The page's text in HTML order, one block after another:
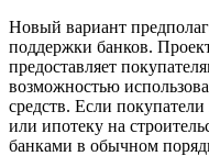
Новый вариант
поддержки банков.
предоставляет
возможностью
средств. Если
или ипотеку на
банками в обычном